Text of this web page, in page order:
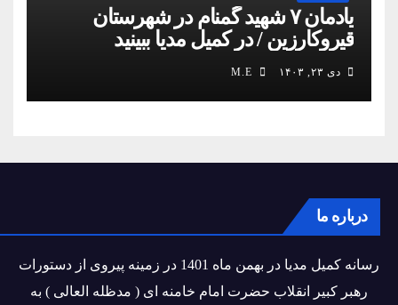
یادمان ۷ شهید گمنام در شهرستان
قیروکارزین / در کمیل مدیا ببینید
دی ۲۳, ۱۴۰۳
درباره ما
رسانه کمیل مدیا در بهمن ماه 1401 در زمینه پیروی از دستورات
رهبر کبیر انقلاب حضرت امام خامنه ای ( مدظله العالی ) به